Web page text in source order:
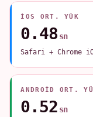
IOS ORT. YÜK
0.48 sn
Safari + Chrome
ANDROID ORT.
0.52 sn